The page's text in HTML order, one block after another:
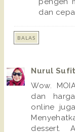
dan
BALAS
Nurul
Wow.
dan
online
dessert.